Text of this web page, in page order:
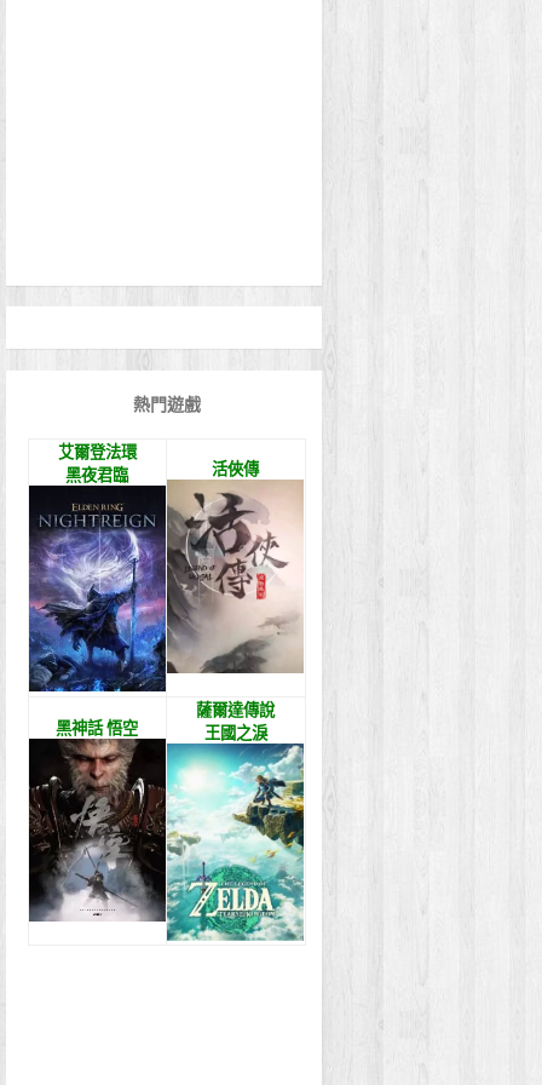
熱門遊戲
艾爾登法環
黑夜君臨
活俠傳
黑神話 悟空
薩爾達傳說
王國之淚